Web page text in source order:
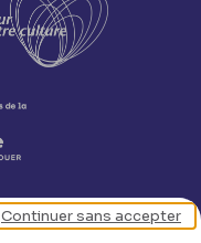
Continuer sans accepter